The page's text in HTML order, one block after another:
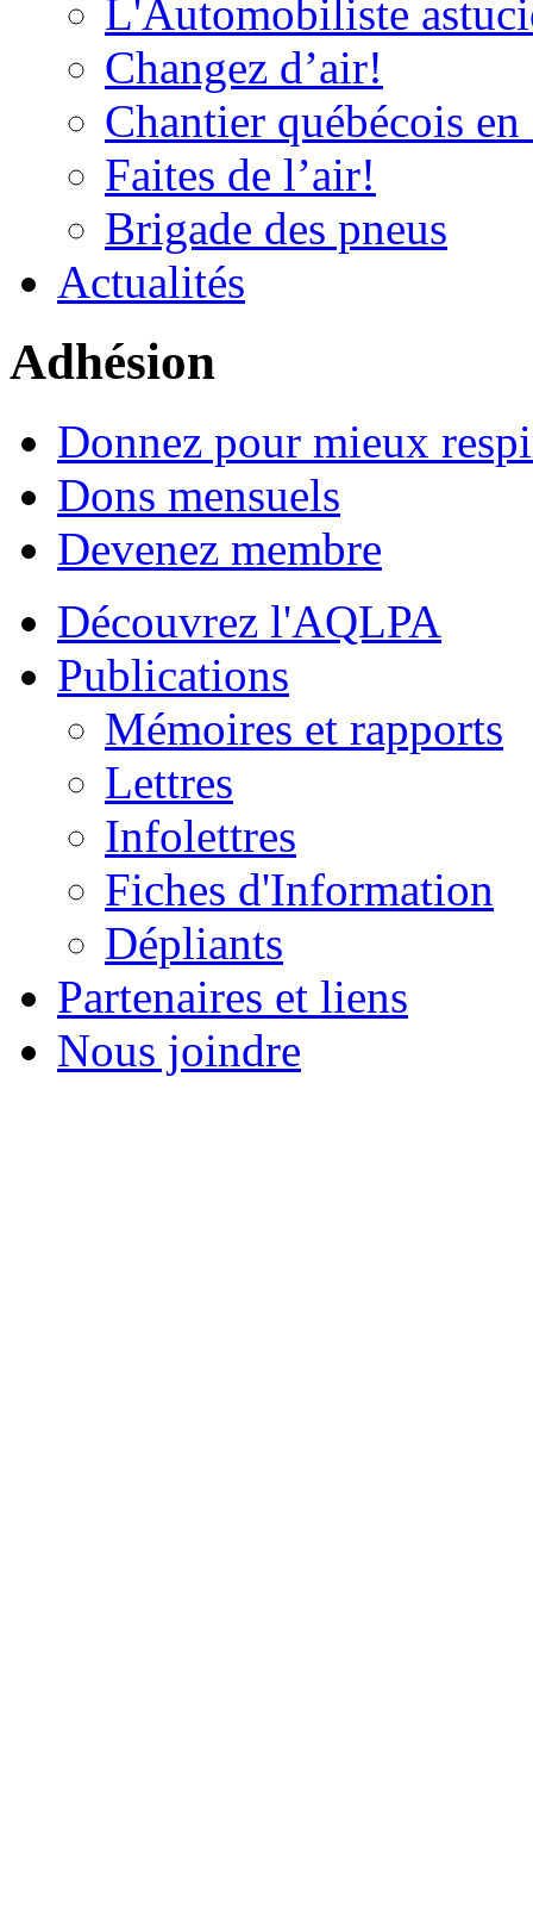
L'Automobiliste
Changez d’air!
Chantier québécois
Faites de l’air!
Brigade des pneus
Actualités
Adhésion
Donnez pour mieux
Dons mensuels
Devenez membre
Découvrez l'AQLPA
Publications
Mémoires et rapports
Lettres
Infolettres
Fiches d'Information
Dépliants
Partenaires et liens
Nous joindre